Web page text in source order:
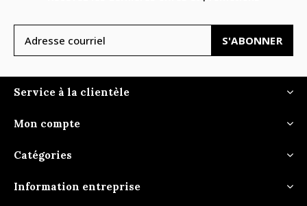
S'ABONNER
Service à la clientèle
Mon compte
Catégories
Information entreprise